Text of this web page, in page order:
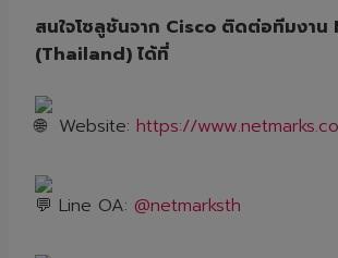
สนใจโซลูชันจาก Cisco ติดต่อทีมงา
(Thailand) ได้ที่
Website: https://
Line OA: @netmarksth